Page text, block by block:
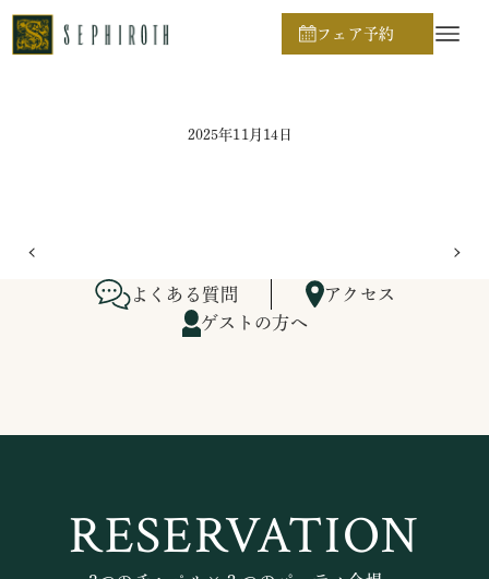
フェア予約
ホーム
2025年11月14日
よくある質問
アクセス
ゲストの方へ
RESERVATION